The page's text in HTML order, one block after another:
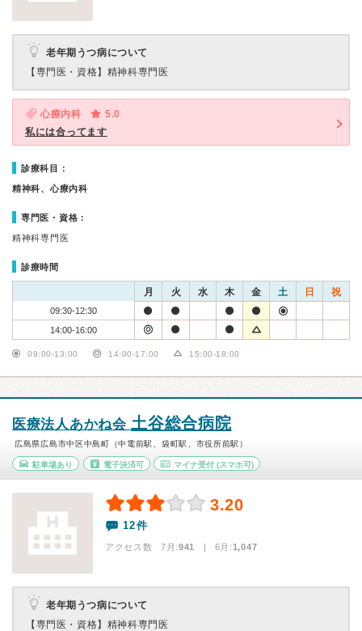
老年期うつ病について
【専門医・資格】 精神科専門医
心療内科
5.0
私には合ってます
診療科目：
精神科、心療内科
専門医・資格：
精神科専門医
診療時間
月 火 水 木 金 土 日 祝
09:30-12:30
14:00-16:00
09:00-13:00 14:00-17:00 15:00-18:00
医療法人あかね会土谷総合病院
広島県広島市中区中島町（中電前駅、袋町駅、市役所前駅）
駐車場あり 電子決済可 マイナ受付 (スマホ可)
3.20
12件
アクセス数 7月:941 | 6月:1,047
老年期うつ病について
【専門医・資格】 精神科専門医